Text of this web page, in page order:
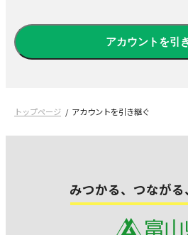
アカウントを引
トップページ アカウントを引き継ぐ
みつかる、つながる